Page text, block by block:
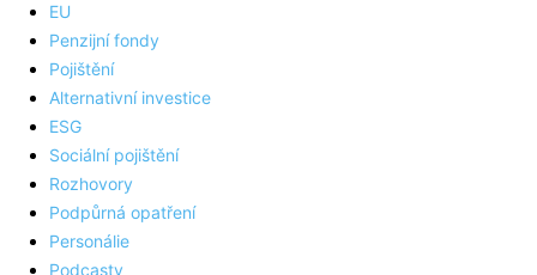
EU
Penzijní fondy
Pojištění
Alternativní investice
ESG
Sociální pojištění
Rozhovory
Podpůrná opatření
Personálie
Podcasty